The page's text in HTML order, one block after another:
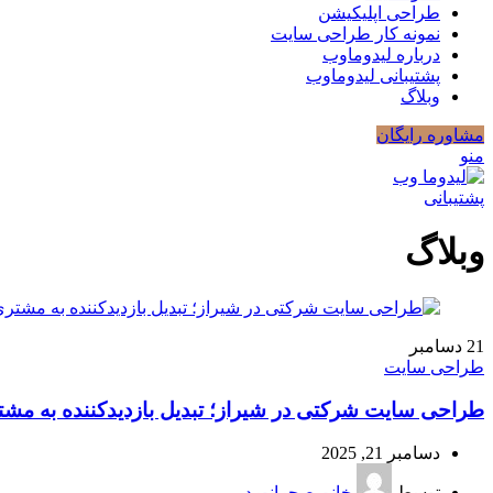
طراحی اپلیکیشن
نمونه کار طراحی سایت
درباره لیدوماوب
پشتیبانی لیدوماوب
وبلاگ
مشاوره رایگان
منو
پشتیبانی
وبلاگ
21 دسامبر
طراحی سایت
طراحی سایت شرکتی در شیراز؛ تبدیل بازدیدکننده به
دسامبر 21, 2025